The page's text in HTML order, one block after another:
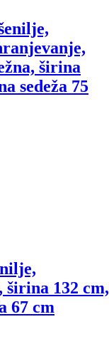
širina
sedeža 75
širina 132 cm,
67 cm